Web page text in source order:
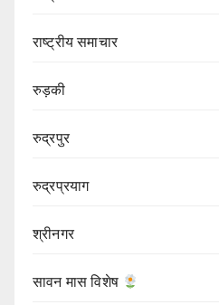
राष्ट्रीय समाचार
रुड़की
रुद्रपुर
रुद्रप्रयाग
श्रीनगर
सावन मास विशेष